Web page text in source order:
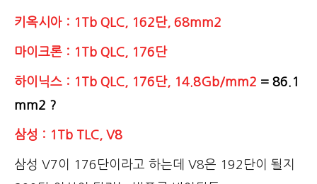
키옥시아 : 1Tb QLC, 162단, 68mm2
마이크론 : 1Tb QLC, 176단
하이닉스 : 1Tb QLC, 176단, 14.8Gb/mm2 = 86.1
mm2 ?
삼성 : 1Tb TLC, V8
삼성 V7이 176단이라고 하는데 V8은 192단이 될지